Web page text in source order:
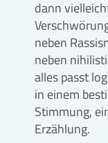
dann
neben
neben
alles passt
in einem
Stimmung,
Erzählung.